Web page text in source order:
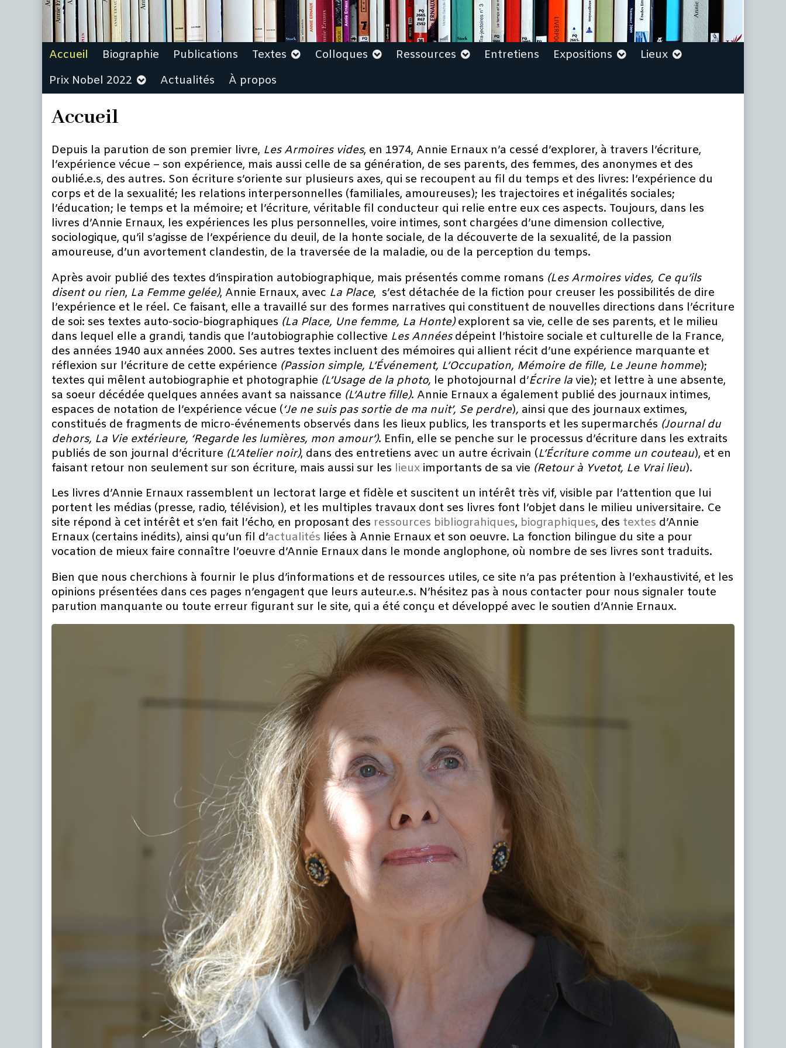
Accueil Biographie Publications Textes Colloques Ressources Entretiens Expositions
Lieux
Prix Nobel 2022
Actualités À propos
Accueil
Depuis la parution de son premier livre, Les Armoires vides, en 1974, Annie Ernaux n’a cessé d’explorer, à travers l’écriture,
l’expérience vécue – son expérience, mais aussi celle de sa génération, de ses parents, des femmes, des anonymes et des
oublié.e.s, des autres. Son écriture s’oriente sur plusieurs axes, qui se recoupent au fil du temps et des livres: l’expérience du
corps et de la sexualité; les relations interpersonnelles (familiales, amoureuses); les trajectoires et inégalités sociales;
l’éducation; le temps et la mémoire; et l’écriture, véritable fil conducteur qui relie entre eux ces aspects. Toujours, dans les
livres d’Annie Ernaux, les expériences les plus personnelles, voire intimes, sont chargées d’une dimension collective,
sociologique, qu’il s’agisse de l’expérience du deuil, de la honte sociale, de la découverte de la sexualité, de la passion
amoureuse, d’un avortement clandestin, de la traversée de la maladie, ou de la perception du temps.
Après avoir publié des textes d’inspiration autobiographique, mais présentés comme romans (Les Armoires vides, Ce qu’ils
disent ou rien, La Femme gelée), Annie Ernaux, avec La Place, s’est détachée de la fiction pour creuser les possibilités de dire
l’expérience et le réel. Ce faisant, elle a travaillé sur des formes narratives qui constituent de nouvelles directions dans l’écriture
de soi: ses textes auto-socio-biographiques (La Place, Une femme, La Honte)explorent sa vie, celle de ses parents, et le milieu
dans lequel elle a grandi, tandis que l’autobiographie collective Les Années dépeint l’histoire sociale et culturelle de la France,
des années 1940 aux années 2000. Ses autres textes incluent des mémoires qui allient récit d’une expérience marquante et
réflexion sur l’écriture de cette expérience (Passion simple, L’Événement, L’Occupation, Mémoire de fille, Le Jeune homme);
textes qui mêlent autobiographie et photographie (L’Usage de la photo, le photojournal d’Écrire la vie); et lettre à une absente,
sa soeur décédée quelques années avant sa naissance (L’Autre fille). Annie Ernaux a également publié des journaux intimes,
espaces de notation de l’expérience vécue (‘Je ne suis pas sortie de ma nuit’, Se perdre), ainsi que des journaux extimes,
constitués de fragments de micro-événements observés dans les lieux publics, les transports et les supermarchés (Journal du
dehors, La Vie extérieure, ‘Regarde les lumières, mon amour’). Enfin, elle se penche sur le processus d’écriture dans les extraits
publiés de son journal d’écriture (L’Atelier noir), dans des entretiens avec un autre écrivain (L’Écriture comme un couteau), et en
faisant retour non seulement sur son écriture, mais aussi sur les lieux importants de sa vie (Retour à Yvetot, Le Vrai lieu).
Les livres d’Annie Ernaux rassemblent un lectorat large et fidèle et suscitent un intérêt très vif, visible par l’attention que lui
portent les médias (presse, radio, télévision), et les multiples travaux dont ses livres font l’objet dans le milieu universitaire. Ce
site répond à cet intérêt et s’en fait l’écho, en proposant des ressources bibliograhiques, biographiques, des textes d’Annie
Ernaux (certains inédits), ainsi qu’un fil d’actualités liées à Annie Ernaux et son oeuvre. La fonction bilingue du site a pour
vocation de mieux faire connaître l’oeuvre d’Annie Ernaux dans le monde anglophone, où nombre de ses livres sont traduits.
Bien que nous cherchions à fournir le plus d’informations et de ressources utiles, ce site n’a pas prétention à l’exhaustivité, et les
opinions présentées dans ces pages n’engagent que leurs auteur.e.s. N’hésitez pas à nous contacter pour nous signaler toute
parution manquante ou toute erreur figurant sur le site, qui a été conçu et développé avec le soutien d’Annie Ernaux.